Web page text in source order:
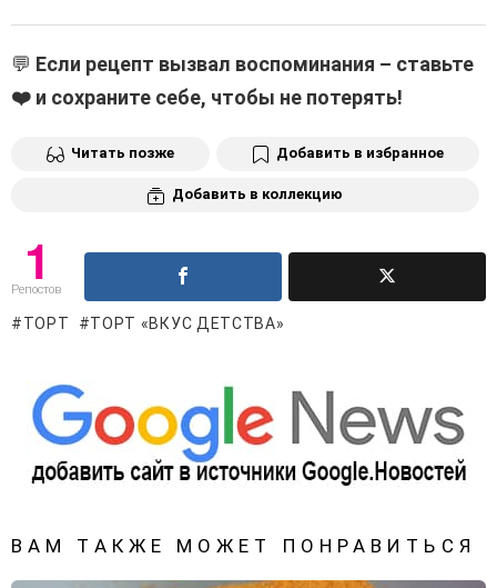
💬 Если рецепт вызвал воспоминания – ставьте
❤️ и сохраните себе, чтобы не потерять!
Читать позже Добавить в избранное
Добавить в коллекцию
1
Репостов
ТОРТ ТОРТ «ВКУС ДЕТСТВА»
ВАМ ТАКЖЕ МОЖЕТ ПОНРАВИТЬСЯ